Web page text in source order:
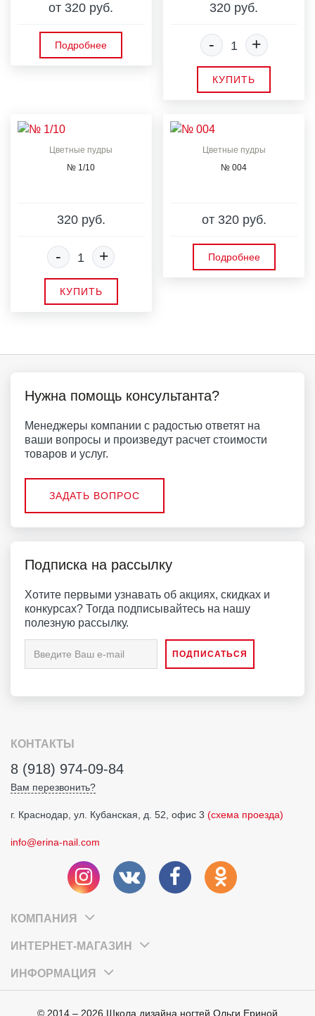
от 320 руб.
Подробнее
320 руб.
- +
КУПИТЬ
Цветные пудры
№ 1/10
320 руб.
- +
КУПИТЬ
Цветные пудры
№ 004
от 320 руб.
Подробнее
Нужна помощь консультанта?
Менеджеры компании с радостью ответят на
ваши вопросы и произведут расчет стоимости
товаров и услуг.
ЗАДАТЬ ВОПРОС
Подписка на рассылку
Хотите первыми узнавать об акциях, скидках и
конкурсах? Тогда подписывайтесь на нашу
полезную рассылку.
КОНТАКТЫ
8 (918) 974-09-84
Вам перезвонить?
г. Краснодар, ул. Кубанская, д. 52, офис 3 (схема проезда)
info@erina-nail.com
КОМПАНИЯ
ИНТЕРНЕТ-МАГАЗИН
ИНФОРМАЦИЯ
© 2014 – 2026 Школа дизайна ногтей Ольги Ериной